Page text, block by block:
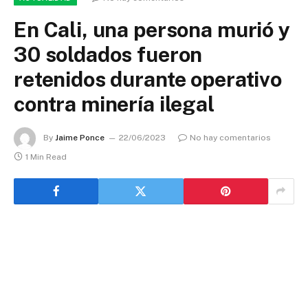
En Cali, una persona murió y
30 soldados fueron
retenidos durante operativo
contra minería ilegal
By Jaime Ponce 22/06/2023
No hay comentarios
1 Min Read